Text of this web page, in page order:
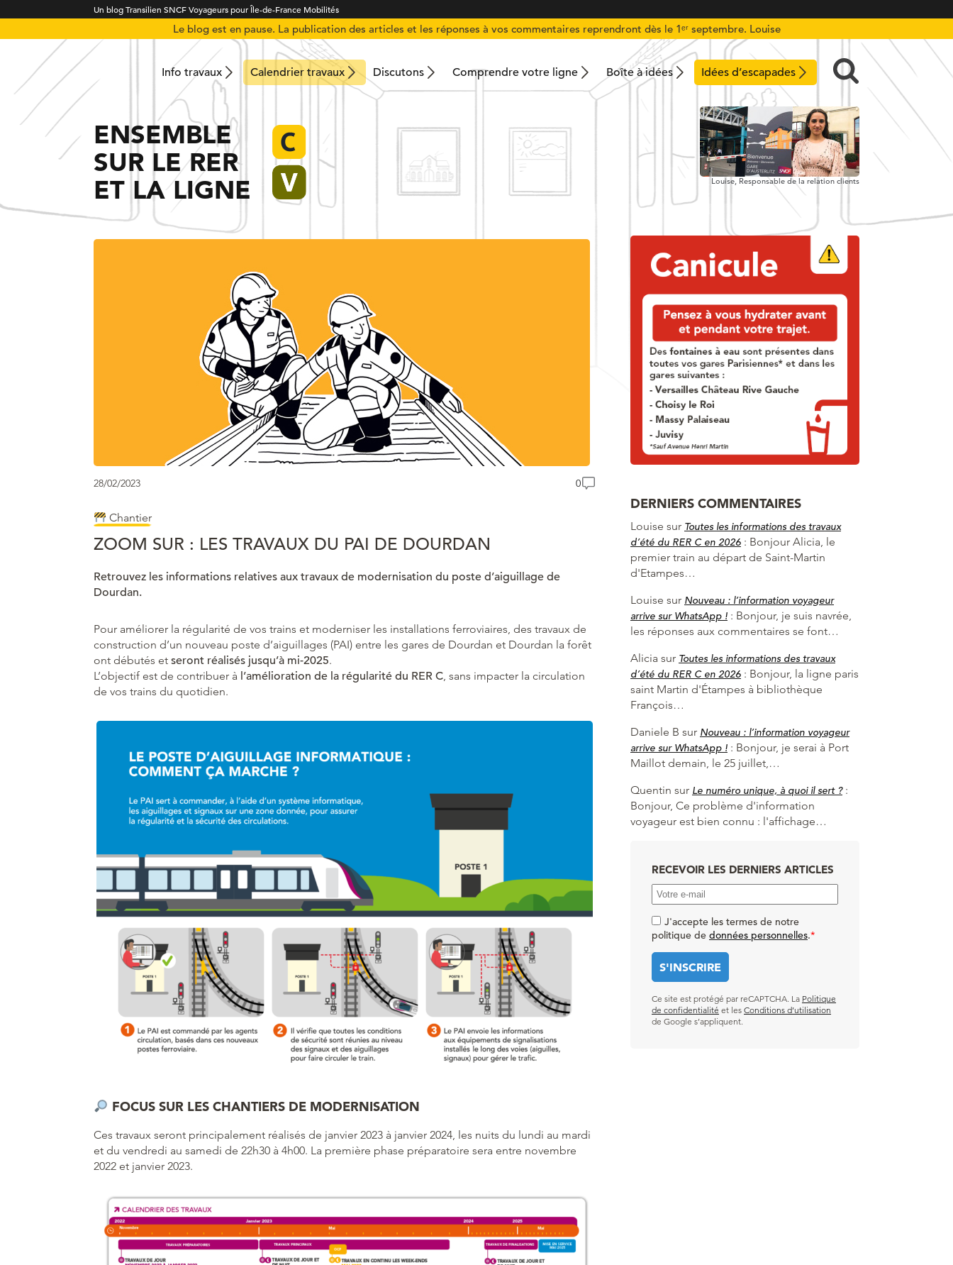
Un blog Transilien SNCF Voyageurs pour Île-de-France Mobilités
Le blog est en pause. La publication des articles et les réponses à vos commentaires reprendront dès le 1ᵉʳ septembre. Louise
Info travaux Calendrier travaux Discutons Comprendre votre ligne Boîte à idées Idées d’escapades
ENSEMBLE
SUR LE RER
ET LA LIGNE
Louise, Responsable de la relation clients
28/02/2023 0
Chantier
ZOOM SUR : LES TRAVAUX DU PAI DE DOURDAN
Retrouvez les informations relatives aux travaux de modernisation du poste d’aiguillage de
Dourdan.
Pour améliorer la régularité de vos trains et moderniser les installations ferroviaires, des travaux de
construction d’un nouveau poste d’aiguillages (PAI) entre les gares de Dourdan et Dourdan la forêt
ont débutés et seront réalisés jusqu’à mi-2025.
L’objectif est de contribuer à l’amélioration de la régularité du RER C, sans impacter la circulation
de vos trains du quotidien.
FOCUS SUR LES CHANTIERS DE MODERNISATION
Ces travaux seront principalement réalisés de janvier 2023 à janvier 2024, les nuits du lundi au mardi
et du vendredi au samedi de 22h30 à 4h00. La première phase préparatoire sera entre novembre
2022 et janvier 2023.
DERNIERS COMMENTAIRES
Louise sur Toutes les informations des travaux
d’été du RER C en 2026 : Bonjour Alicia, le
premier train au départ de Saint-Martin
d'Etampes…
Louise sur Nouveau : l’information voyageur
arrive sur WhatsApp ! : Bonjour, je suis navrée,
les réponses aux commentaires se font…
Alicia sur Toutes les informations des travaux
d’été du RER C en 2026 : Bonjour, la ligne paris
saint Martin d'Étampes à bibliothèque
François…
Daniele B sur Nouveau : l’information voyageur
arrive sur WhatsApp ! : Bonjour, je serai à Port
Maillot demain, le 25 juillet,…
Quentin sur Le numéro unique, à quoi il sert ?:
Bonjour, Ce problème d'information
voyageur est bien connu : l'affichage…
RECEVOIR LES DERNIERS ARTICLES
J'accepte les termes de notre
politique de données personnelles.*
Ce site est protégé par reCAPTCHA. La Politique
de confidentialité et les Conditions d’utilisation
de Google s’appliquent.